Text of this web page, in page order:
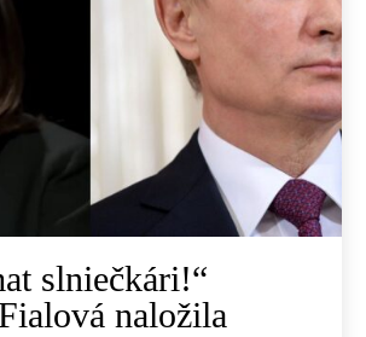
slniečkári!“
naložila